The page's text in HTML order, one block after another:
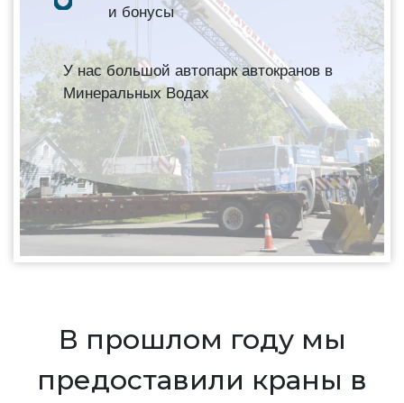
и бонусы
У нас большой автопарк автокранов в
Минеральных Водах
В прошлом году мы
предоставили краны в